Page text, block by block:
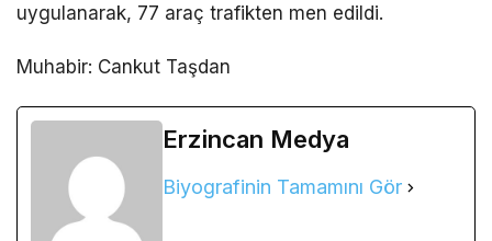
uygulanarak, 77 araç trafikten men edildi.
Muhabir: Cankut Taşdan
Erzincan Medya
Biyografinin Tamamını Gör